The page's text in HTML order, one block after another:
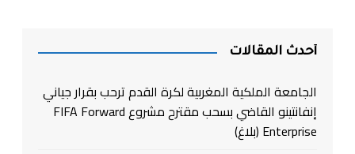
أحدث المقالات
الجامعة الملكية المغربية لكرة القدم ترحب بقرار جياني
إنفانتينو القاضي بسحب مقترح مشروع FIFA Forward
Enterprise (بلاغ)